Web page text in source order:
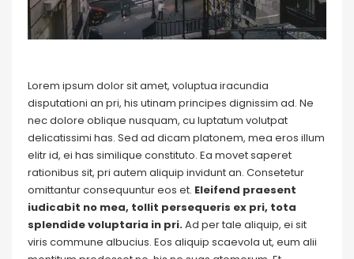
Lorem ipsum dolor sit amet, voluptua iracundia
disputationi an pri, his utinam principes dignissim ad. Ne
nec dolore oblique nusquam, cu luptatum volutpat
delicatissimi has. Sed ad dicam platonem, mea eros illum
elitr id, ei has similique constituto. Ea movet saperet
rationibus sit, pri autem aliquip invidunt an. Consetetur
omittantur consequuntur eos et. Eleifend praesent
iudicabit no mea, tollit persequeris ex pri, tota
splendide voluptaria in pri.Ad per tale aliquip, ei sit
viris commune albucius. Eos aliquip scaevola ut, eum alii